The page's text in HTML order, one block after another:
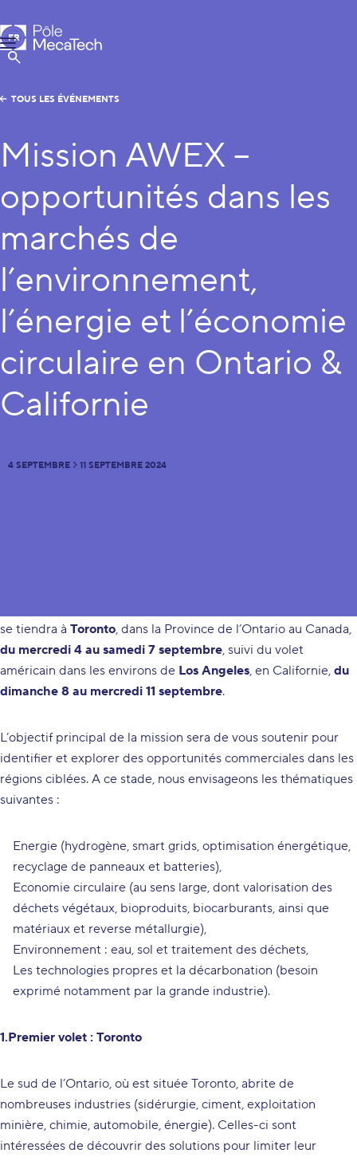
Pôle MecaTech
Menu
Afficher la Recherche
FR
EN
TOUS LES ÉVÉNEMENTS
Mission AWEX –
opportunités dans les
marchés de
l’environnement,
l’énergie et l’économie
circulaire en Ontario &
Californie
DU
4 SEPTEMBRE
AU 11 SEPTEMBRE 2024
se tiendra à Toronto, dans la Province de l’Ontario au Canada,
du mercredi 4 au samedi 7 septembre, suivi du volet
américain dans les environs de Los Angeles, en Californie, du
dimanche 8 au mercredi 11 septembre.
L’objectif principal de la mission sera de vous soutenir pour
identifier et explorer des opportunités commerciales dans les
régions ciblées. A ce stade, nous envisageons les thématiques
suivantes :
Energie (hydrogène, smart grids, optimisation énergétique,
recyclage de panneaux et batteries),
Economie circulaire (au sens large, dont valorisation des
déchets végétaux, bioproduits, biocarburants, ainsi que
matériaux et reverse métallurgie),
Environnement : eau, sol et traitement des déchets,
Les technologies propres et la décarbonation (besoin
exprimé notamment par la grande industrie).
1.Premier volet : Toronto
Le sud de l’Ontario, où est située Toronto, abrite de
nombreuses industries (sidérurgie, ciment, exploitation
minière, chimie, automobile, énergie). Celles-ci sont
intéressées de découvrir des solutions pour limiter leur